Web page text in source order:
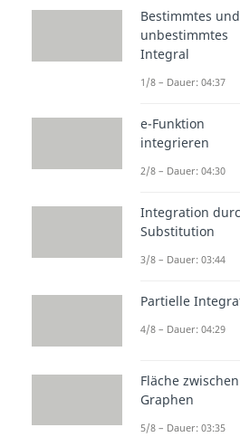
In unserem
dazu die Punkte
gewählt. Die
Alternativ
linearen
gegeben hast,
auch einen
Achsenabschnitt
erklären wir
Bestimmtes und
unbestimmtes
Integral
1/8 – Dauer: 04:37
e-Funktion
integrieren
2/8 – Dauer: 04:30
Integration
Substitution
3/8 – Dauer: 03:44
Partielle
4/8 – Dauer: 04:29
Fläche
Graphen
5/8 – Dauer: 03:35